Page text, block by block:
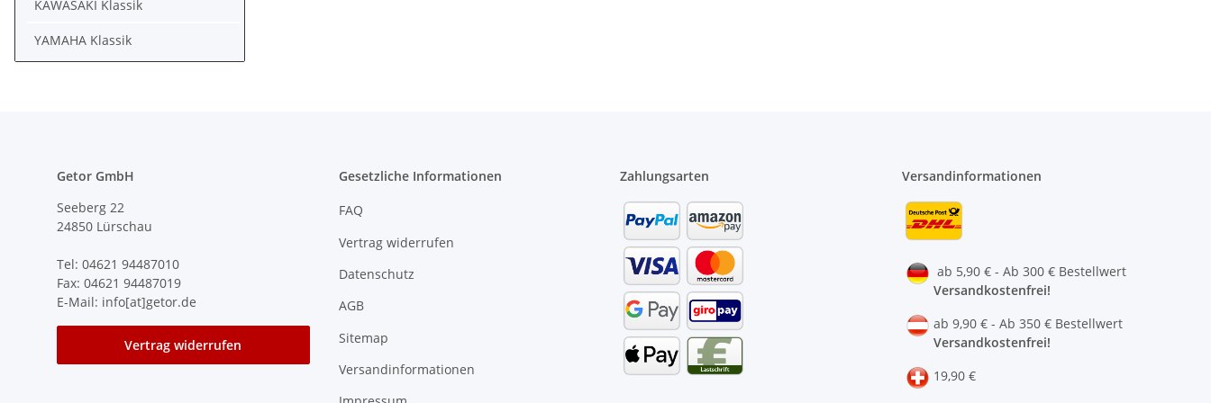
KAWASAKI Klassik
YAMAHA Klassik
Getor GmbH
Seeberg 22
24850 Lürschau
Tel: 04621 94487010
Fax: 04621 94487019
E-Mail: info[at]getor.de
Vertrag widerrufen
Gesetzliche Informationen
FAQ
Vertrag widerrufen
Datenschutz
AGB
Sitemap
Versandinformationen
Zahlungsarten Versandinformationen
ab 5,90 € - Ab 300 € Bestellwert
Versandkostenfrei!
ab 9,90 € - Ab 350 € Bestellwert
Versandkostenfrei!
19,90 €